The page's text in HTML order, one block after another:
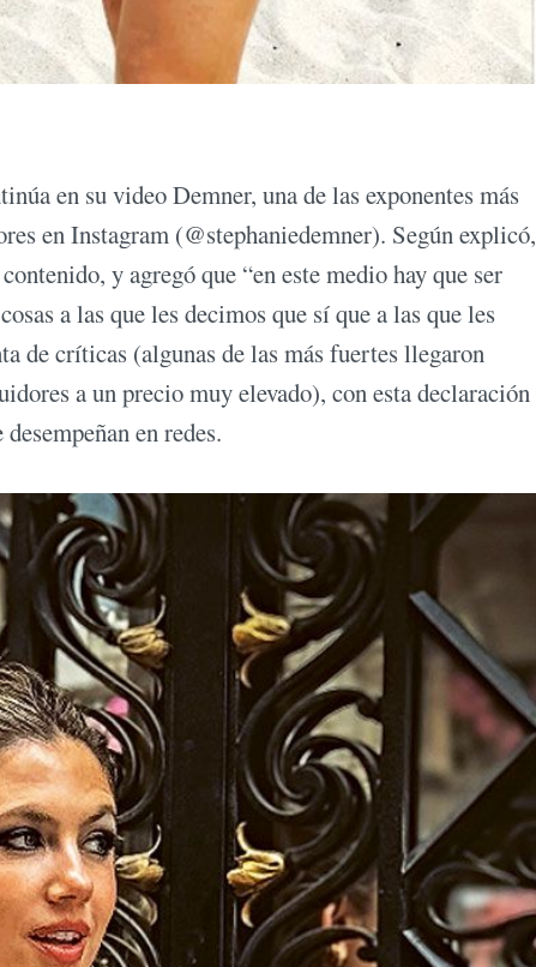
en su video Demner, una de las exponentes más
en Instagram (@stephaniedemner). Según explicó,
y agregó que “en este medio hay que ser
a las que les decimos que sí que a las que les
de críticas (algunas de las más fuertes llegaron
a un precio muy elevado), con esta declaración
en redes.